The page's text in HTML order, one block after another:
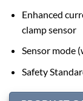
Enhanced
clamp sensor
Sensor mode
Safety